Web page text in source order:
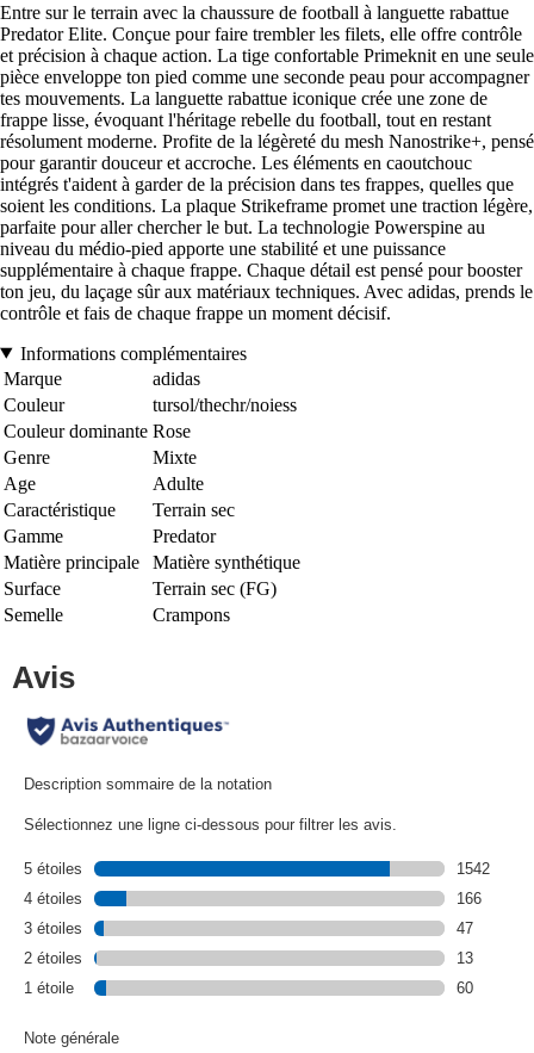
Entre sur le terrain avec la chaussure de football à languette rabattue
Predator Elite. Conçue pour faire trembler les filets, elle offre contrôle
et précision à chaque action. La tige confortable Primeknit en une seule
pièce enveloppe ton pied comme une seconde peau pour accompagner
tes mouvements. La languette rabattue iconique crée une zone de
frappe lisse, évoquant l'héritage rebelle du football, tout en restant
résolument moderne. Profite de la légèreté du mesh Nanostrike+, pensé
pour garantir douceur et accroche. Les éléments en caoutchouc
intégrés t'aident à garder de la précision dans tes frappes, quelles que
soient les conditions. La plaque Strikeframe promet une traction légère,
parfaite pour aller chercher le but. La technologie Powerspine au
niveau du médio-pied apporte une stabilité et une puissance
supplémentaire à chaque frappe. Chaque détail est pensé pour booster
ton jeu, du laçage sûr aux matériaux techniques. Avec adidas, prends le
contrôle et fais de chaque frappe un moment décisif.
Informations complémentaires
Marque
adidas
Couleur
tursol/thechr/noiess
Couleur dominante Rose
Genre
Mixte
Age
Adulte
Caractéristique
Terrain sec
Gamme
Predator
Matière principale
Matière synthétique
Surface
Terrain sec (FG)
Semelle
Crampons